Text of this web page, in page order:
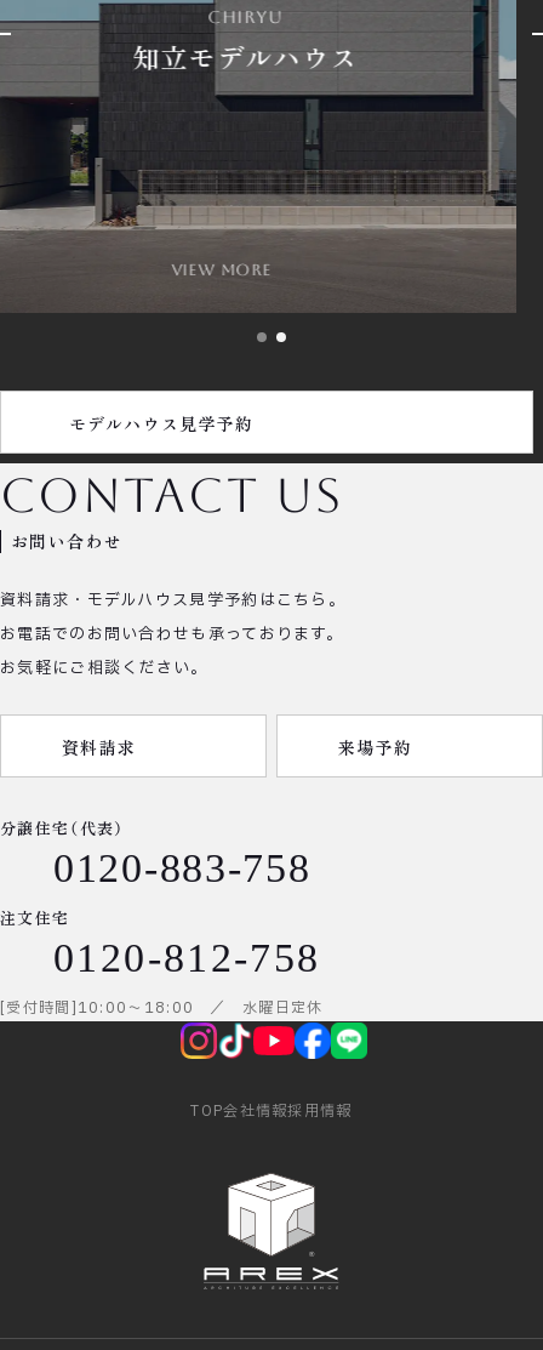
toyoake
豊明モデルハウス
view more
モデルハウス見学予約
お問い合わせ
contact us
資料請求・モデルハウス見学予約はこちら。
お電話でのお問い合わせも承っております。
お気軽にご相談ください。
資料請求 来場予約
分譲住宅（代表）
0120-883-758
注文住宅
0120-812-758
受付時間 10:00 ～ 18:00 ／ 水曜日定休
TOP会社情報採用情報